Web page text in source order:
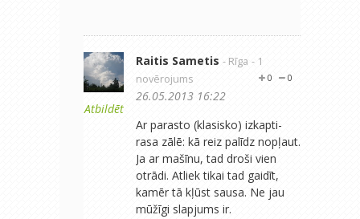
Atbildēt
Raitis Sametis - Rīga - 1
novērojums
0
0
26.05.2013 16:22
Ar parasto (klasisko) izkapti-
rasa zālē: kā reiz palīdz nopļaut.
Ja ar mašīnu, tad droši vien
otrādi. Atliek tikai tad gaidīt,
kamēr tā kļūst sausa. Ne jau
mūžīgi slapjums ir.